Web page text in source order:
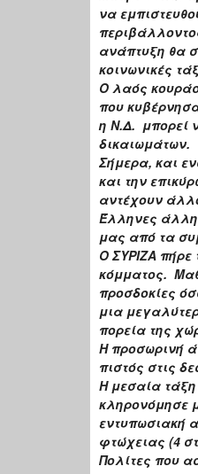
να
ανάπτυξη θα
κοινωνικές
Ο λαός
που
η Ν.Δ. μπορεί
δικαιωμάτων.
Σήμερα, και
και την
αντέχουν
Έλληνες άλλη
μας από τα
Ο ΣΥΡΙΖΑ
κόμματος.
προσδοκίες
μια
πορεία της
Η προσωρινή
πιστός στις
Η μεσαία τάξη
κληρονόμησε
εντυπωσιακή
φτώχειας (4
Πολίτες που